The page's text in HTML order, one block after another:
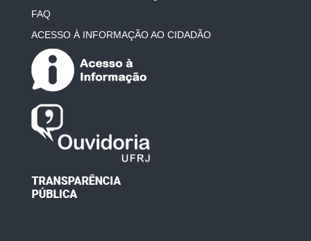
FAQ
ACESSO À INFORMAÇÃO AO CIDADÃO